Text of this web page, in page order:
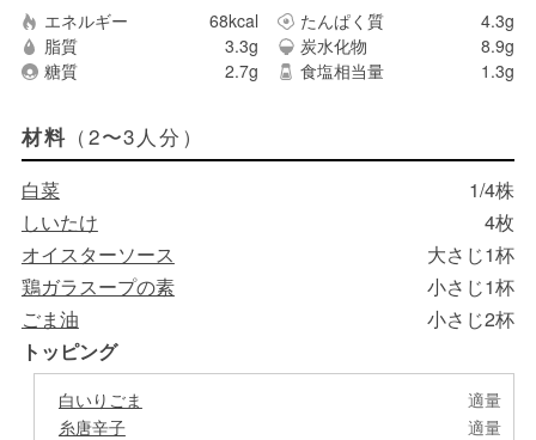
エネルギー 68kcal たんぱく質
4.3g
脂質
3.3g 炭水化物
8.9g
糖質
2.7g 食塩相当量 1.3g
材料 （2〜3人分）
白菜
1/4株
しいたけ
4枚
オイスターソース
大さじ1杯
鶏ガラスープの素
小さじ1杯
ごま油
小さじ2杯
トッピング
白いりごま
適量
糸唐辛子
適量